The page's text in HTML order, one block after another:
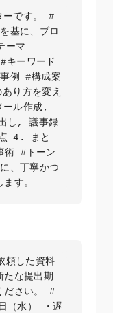
ーです。 #
基に、ブロ
ーマ
キーワード
例 #構成案
り方を変え
ル作成,
し, 議事録
4. まと
術 #トーン
、丁寧かつ
す。
頼した資料
たな提出期
ださい。 #
（水） ・遅